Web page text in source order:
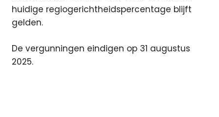
huidige regiogerichtheidspercentage blijft
gelden.
De vergunningen eindigen op 31 augustus
2025.